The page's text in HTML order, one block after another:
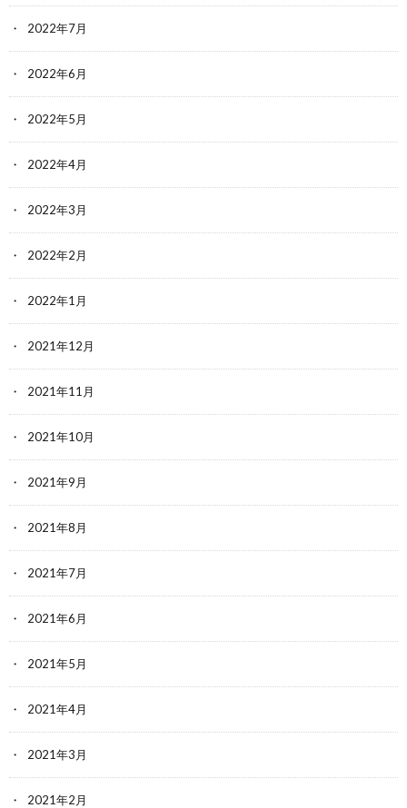
2022年7月
2022年6月
2022年5月
2022年4月
2022年3月
2022年2月
2022年1月
2021年12月
2021年11月
2021年10月
2021年9月
2021年8月
2021年7月
2021年6月
2021年5月
2021年4月
2021年3月
2021年2月